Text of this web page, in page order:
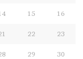
15 16
22 23
29 30